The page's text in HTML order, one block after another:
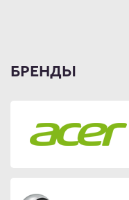
БРЕНДЫ